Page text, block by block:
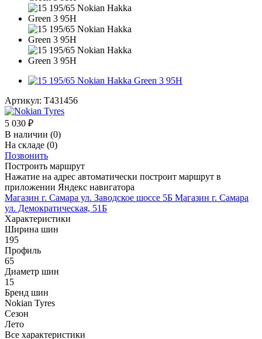
Артикул: T431456
5 030 ₽
В наличии (0)
На складе (0)
Позвонить
Построить маршрут
Нажатие на адрес автоматически построит маршрут в
приложении Яндекс навигатора
Магазин г. Самара ул. Заводское шоссе 5Б Магазин г. Самара
ул. Демократическая, 51Б
Характеристики
Ширина шин
195
Профиль
65
Диаметр шин
15
Бренд шин
Nokian Tyres
Сезон
Лето
Все характеристики